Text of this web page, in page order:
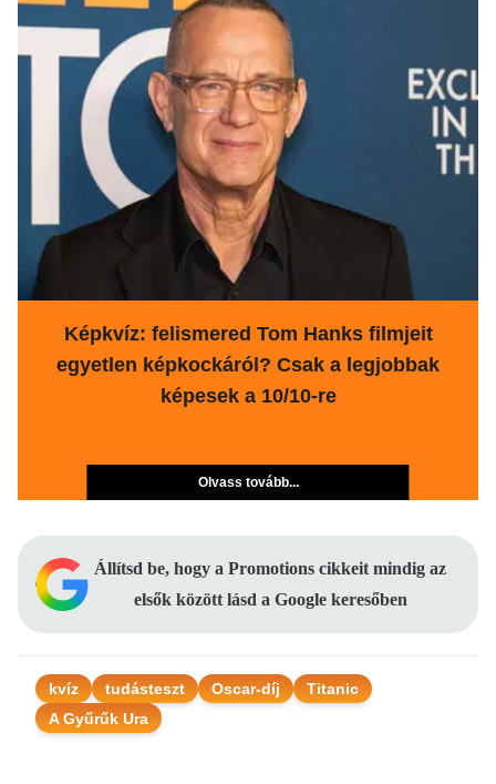
Képkvíz: felismered Tom Hanks filmjeit
egyetlen képkockáról? Csak a legjobbak
képesek a 10/10-re
Olvass tovább...
Állítsd be, hogy a Promotions cikkeit mindig az
elsők között lásd a Google keresőben
kvíz tudásteszt Oscar-díj
Titanic
A Gyűrűk Ura